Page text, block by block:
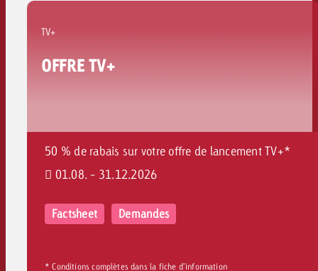
TV+
OFFRE TV+
50 % de rabais sur votre offre de lancement TV+*
01.08. - 31.12.2026
Factsheet Demandes
* Conditions complètes dans la fiche d’information